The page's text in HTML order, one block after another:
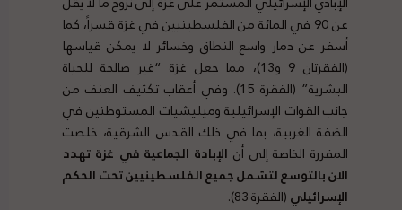
عن 90 في المائة من الفلسطينيين في غزة قسراً، كما
أسفر عن دمار واسع النطاق وخسائر لا يمكن قياسها
(الفقرتان 9 و13)، مما جعل غزة “غير صالحة للحياة
البشرية” (الفقرة 15). وفي أعقاب تكثيف العنف من
جانب القوات الإسرائيلية وميليشيات المستوطنين في
الضفة الغربية، بما في ذلك القدس الشرقية، خلصت
المقررة الخاصة إلى أن الإبادة الجماعية في غزة تهدد
الآن بالتوسع لتشمل جميع الفلسطينيين تحت الحكم
الإسرائيلي(الفقرة 83).